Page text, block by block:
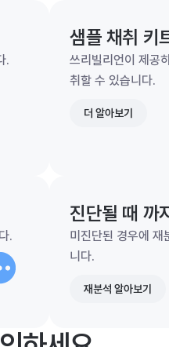
.
샘플 채취 키
쓰리빌리언이 제공
취할 수 있습니다.
더 알아보기
.
진단될 때 까
미진단된 경우에 재
니다.
재분석 알아보기